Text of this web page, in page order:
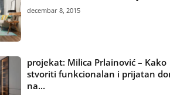
decembar 8, 2015
projekat: Milica Prlainović – Kako
stvoriti funkcionalan i prijatan
na...